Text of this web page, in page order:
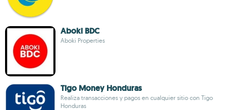
Aboki BDC
Aboki Properties
Tigo Money Honduras
Realiza transacciones y pagos en cualquier sitio con Tigo
Honduras